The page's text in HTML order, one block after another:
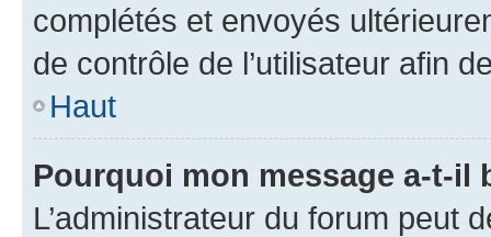
complétés et envoyés
de contrôle de l’utilisateur afin
Haut
Pourquoi mon message a-t-il
L’administrateur du forum peut